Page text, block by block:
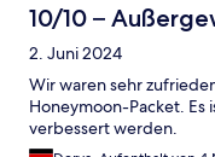
10/10 –
2. Juni 2024
Wir waren sehr
Honeymoon-Packet.
verbessert werden.